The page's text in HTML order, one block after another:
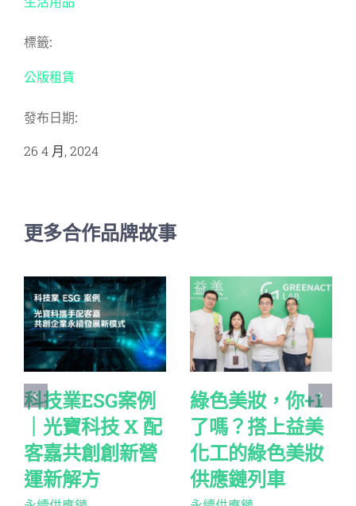
標籤:
公版租賃
發布日期:
26 4 月, 2024
更多合作品牌故事
科技業ESG案例
｜光寶科技 X 配
客嘉共創創新營
運新解方
綠色美妝，你+1
了嗎？搭上益美
化工的綠色美妝
供應鏈列車